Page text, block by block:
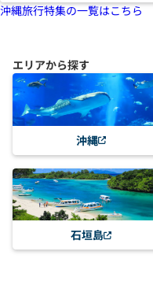
沖縄旅行特集の一覧はこちら
エリアから探す
沖縄
石垣島